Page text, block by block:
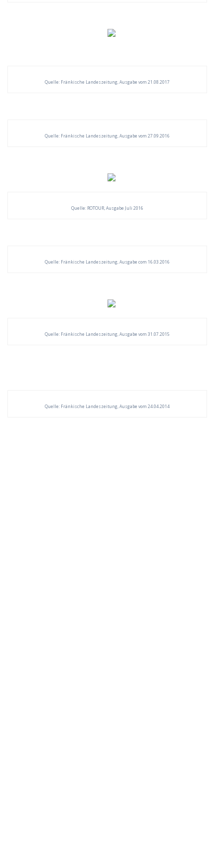
Quelle: Fränkische Landeszeitung, Ausgabe vom 21.08.2017
Quelle: Fränkische Landeszeitung, Ausgabe vom 27.09.2016
Quelle: ROTOUR, Ausgabe Juli 2016
Quelle: Fränkische Landeszeitung, Ausgabe com 16.03.2016
Quelle: Fränkische Landeszeitung, Ausgabe vom 31.07.2015
Quelle: Fränkische Landeszeitung, Ausgabe vom 24.04.2014